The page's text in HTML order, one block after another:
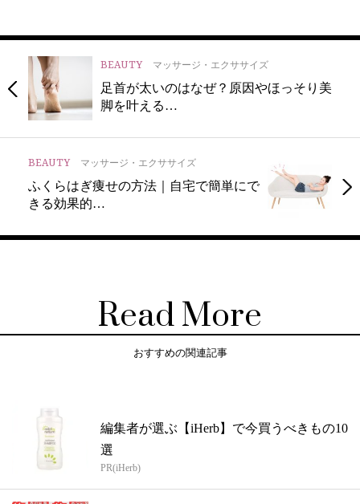
BEAUTY マッサージ・エクササイズ
足首が太いのはなぜ？原因やほっそり美
脚を叶える…
BEAUTY マッサージ・エクササイズ
ふくらはぎ痩せの方法｜自宅で簡単にで
きる効果的…
Read More
おすすめの関連記事
編集者が選ぶ【iHerb】で今買うべきもの10
選
PR(iHerb)